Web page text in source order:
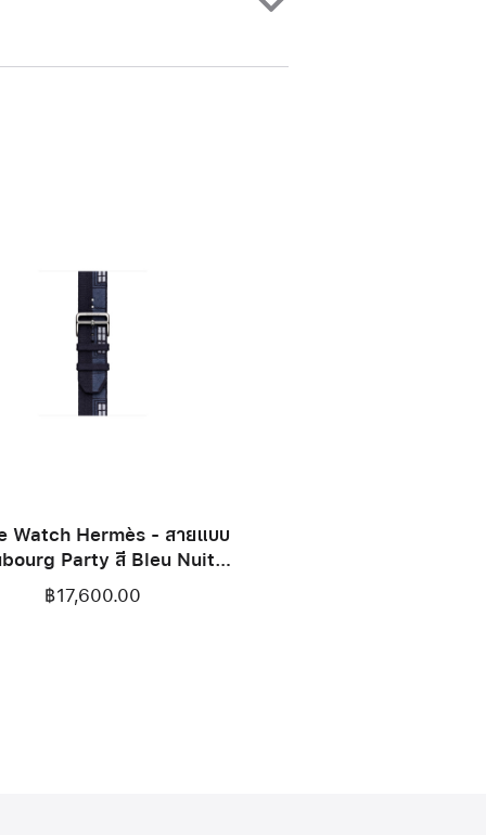
Watch Hermès - สายแบบ
Party สี Bleu Nuit
42 มม.
฿17,600.00